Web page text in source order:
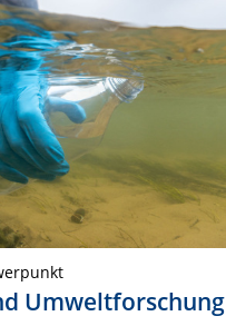
Umweltforschung